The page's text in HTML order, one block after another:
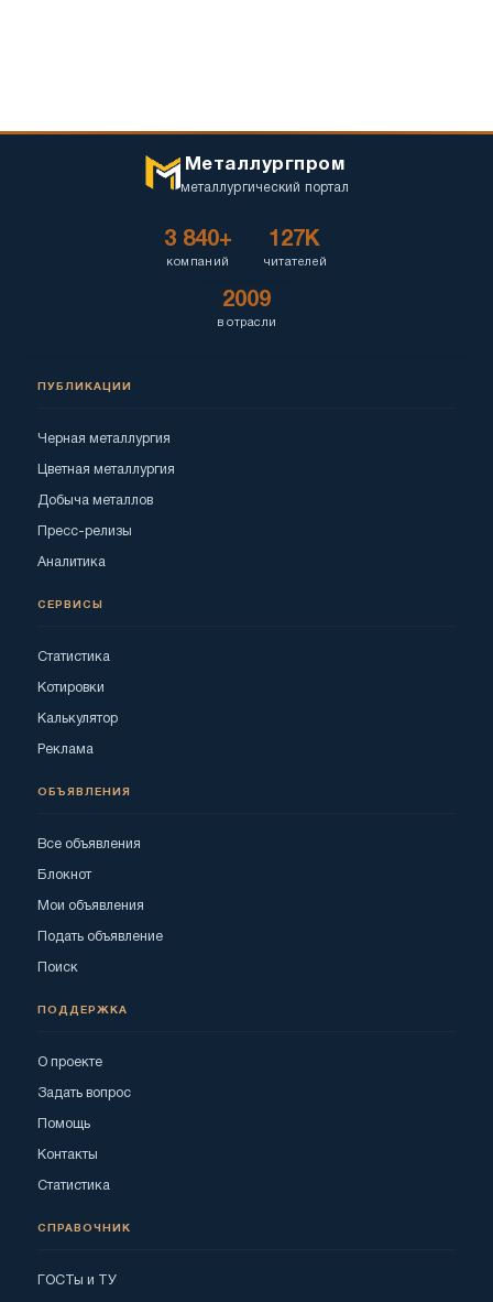
Металлургпром
металлургический портал
3 840+
компаний
127K
читателей
2009
в отрасли
ПУБЛИКАЦИИ
Черная металлургия
Цветная металлургия
Добыча металлов
Пресс-релизы
Аналитика
СЕРВИСЫ
Статистика
Котировки
Калькулятор
Реклама
ОБЪЯВЛЕНИЯ
Все объявления
Блокнот
Мои объявления
Подать объявление
Поиск
ПОДДЕРЖКА
О проекте
Задать вопрос
Помощь
Контакты
Статистика
СПРАВОЧНИК
ГОСТы и ТУ